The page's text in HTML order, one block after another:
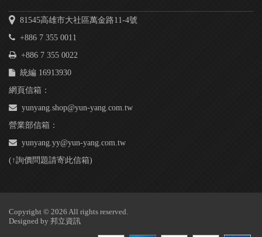
81545高雄市大社區萬金路11-4號
+886 7 355 0011
+886 7 355 0022
統編 16913930
網頁信箱：
yunyang.shop@yun-yang.com.tw
營業部信箱：
yunyang.yy@yun-yang.com.tw
(↑詢價問題請寄此信箱)
Copyright © 2026 All rights reserved.
Designed by 邦立資訊